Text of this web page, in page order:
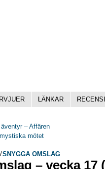
LÄNKAR
– Affären
mötet
/SNYGGA OMSLAG
– vecka 17